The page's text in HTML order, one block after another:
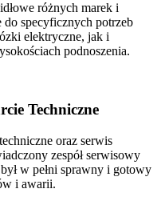
różnych marek i
do specyficznych potrzeb
elektryczne, jak i
podnoszenia.
Techniczne
oraz serwis
zespół serwisowy
w pełni sprawny i gotowy
i awarii.